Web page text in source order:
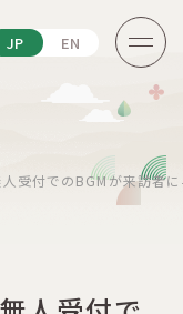
JP EN
受付でのBGMが来訪者